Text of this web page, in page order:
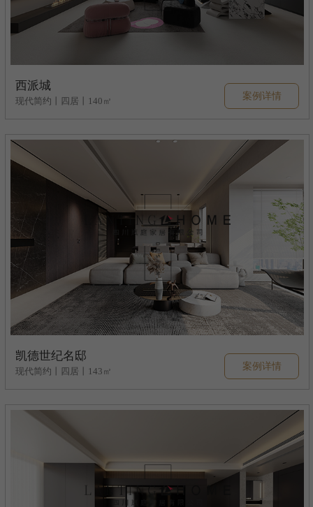
西派城
现代简约丨四居丨140㎡ 案例详情
凯德世纪名邸
现代简约丨四居丨143㎡ 案例详情